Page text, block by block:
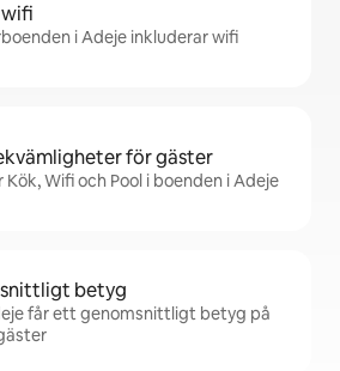
i Adeje inkluderar wifi
för gäster
Wifi och Pool i boenden i Adeje
betyg
får ett genomsnittligt betyg på